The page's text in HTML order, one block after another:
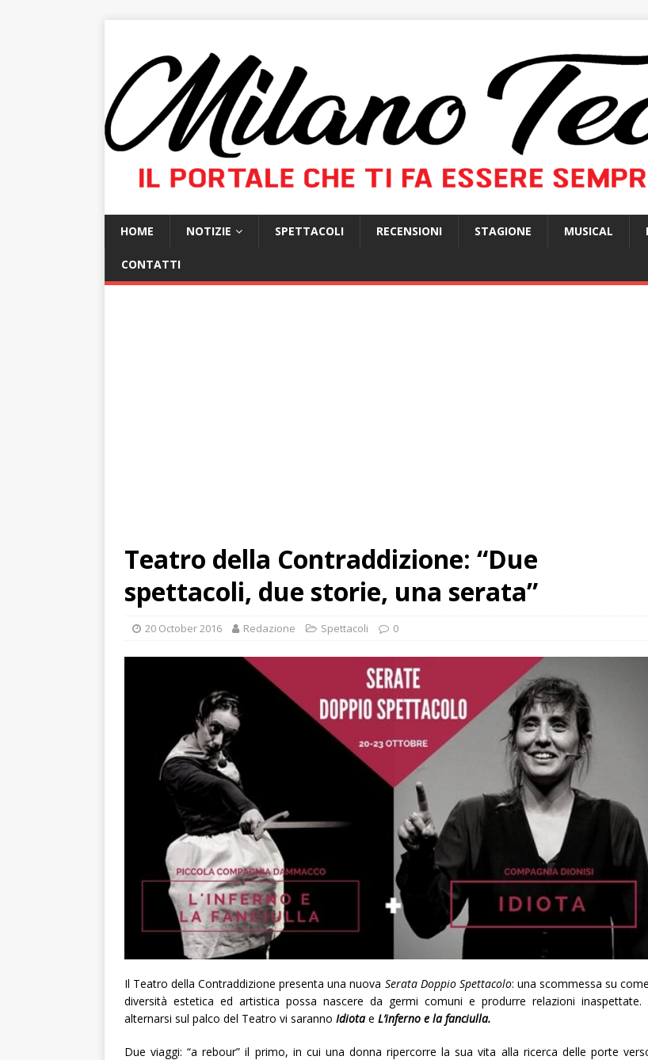
HOME NOTIZIE SPETTACOLI RECENSIONI STAGIONE MUSICAL
CONTATTI
Teatro della Contraddizione: “Due
spettacoli, due storie, una serata”
20 October 2016 Redazione Spettacoli 0
Il Teatro della Contraddizione presenta una nuova Serata Doppio Spettacolo: una scommessa su
diversità estetica ed artistica possa nascere da germi comuni e produrre relazioni inaspettate.
alternarsi sul palco del Teatro vi saranno Idiotae L’inferno e la fanciulla.
Due viaggi: “a rebour” il primo, in cui una donna ripercorre la sua vita alla ricerca delle porte